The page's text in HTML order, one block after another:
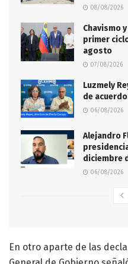
08/08/2026
Chavismo
primer
agosto
07/08/2026
Luzmely
de
06/08/2026
Alejandro
diciembre
06/08/2026
En otro aparte de las